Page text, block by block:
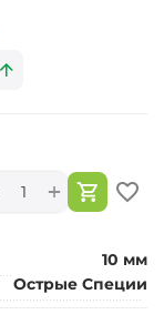
+
10 мм
Острые Специи